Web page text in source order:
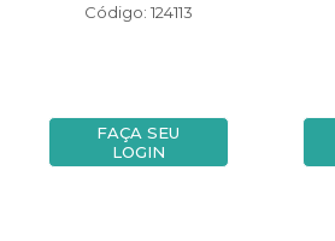
Código: 124113
FAÇA SEU
LOGIN